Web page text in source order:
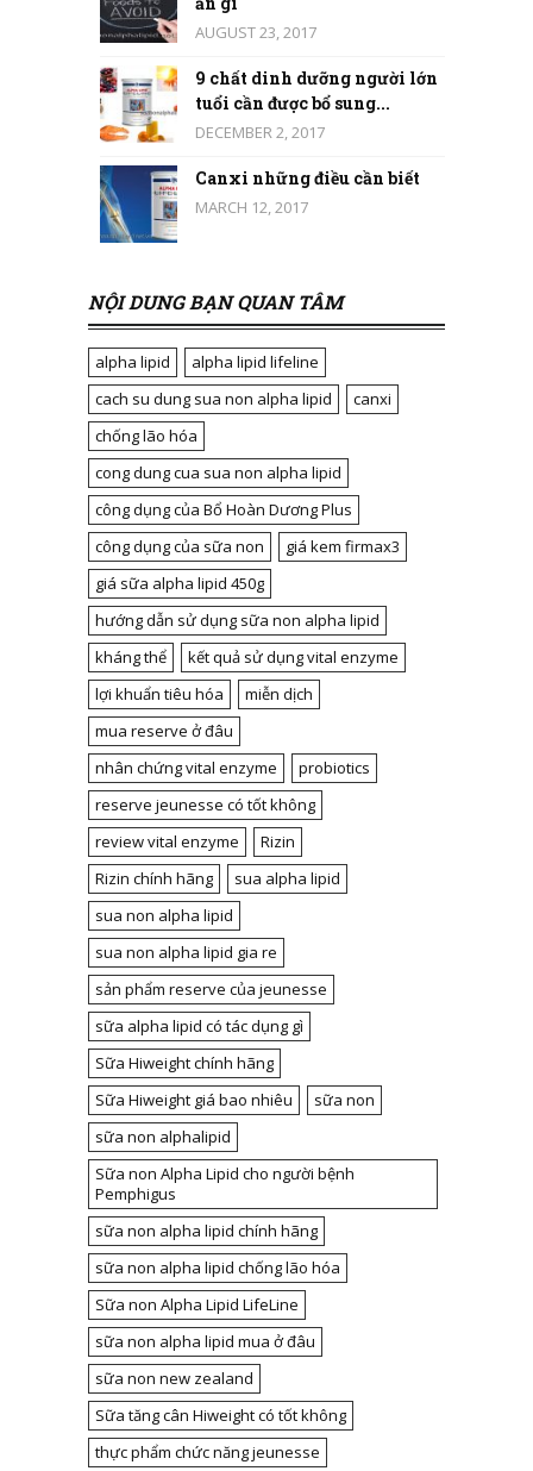
AUGUST 23, 2017
9 chất dinh dưỡng người lớn
tuổi cần được bổ sung...
DECEMBER 2, 2017
Canxi những điều cần biết
MARCH 12, 2017
NỘI DUNG BẠN QUAN TÂM
alpha lipid
alpha lipid lifeline
cach su dung sua non alpha lipid
canxi
chống lão hóa
cong dung cua sua non alpha lipid
công dụng của Bổ Hoàn Dương Plus
công dụng của sữa non
giá kem firmax3
giá sữa alpha lipid 450g
hướng dẫn sử dụng sữa non alpha lipid
kháng thể
kết quả sử dụng vital enzyme
lợi khuẩn tiêu hóa
miễn dịch
mua reserve ở đâu
nhân chứng vital enzyme
probiotics
reserve jeunesse có tốt không
review vital enzyme
Rizin
Rizin chính hãng
sua alpha lipid
sua non alpha lipid
sua non alpha lipid gia re
sản phẩm reserve của jeunesse
sữa alpha lipid có tác dụng gì
Sữa Hiweight chính hãng
Sữa Hiweight giá bao nhiêu
sữa non
sữa non alphalipid
Sữa non Alpha Lipid cho người bệnh
Pemphigus
sữa non alpha lipid chính hãng
sữa non alpha lipid chống lão hóa
Sữa non Alpha Lipid LifeLine
sữa non alpha lipid mua ở đâu
sữa non new zealand
Sữa tăng cân Hiweight có tốt không
thực phẩm chức năng jeunesse